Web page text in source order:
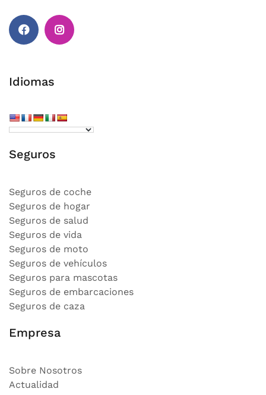
Idiomas
Seguros
Seguros de coche
Seguros de hogar
Seguros de salud
Seguros de vida
Seguros de moto
Seguros de vehículos
Seguros para mascotas
Seguros de embarcaciones
Seguros de caza
Empresa
Sobre Nosotros
Actualidad